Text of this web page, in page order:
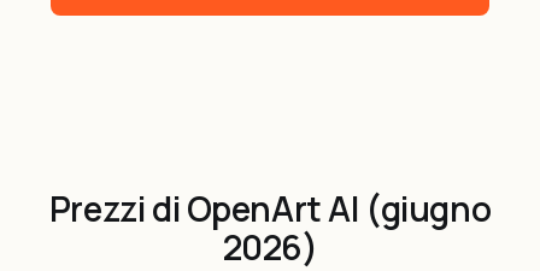
Prezzi di OpenArt AI (giugno
2026)